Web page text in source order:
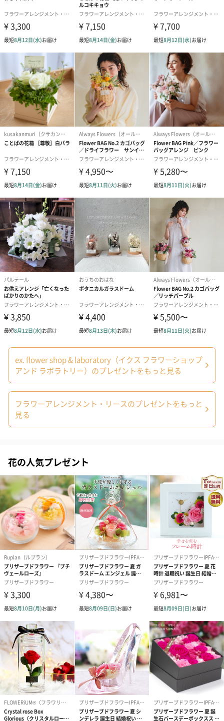
い。
・お花の種類や色味のカスタマイズは一切致しかねますので、予
めご了承くださいませ。
配送について
お届けに2日以上かかる地域または離島へは品質保持の関係上、配
送を見合わせております。予めご了承ください。
商品詳細情報
サイズ
M｜幅23cmX縦23cmX高さ25cm
L｜幅30cmX縦30cmX高さ33cm
注意事項
・こちらは5/7(火)-5/12(日)にお届けいたします。
・ご選択いただくサイズによって、販売価格が異なり
ます。Lサイズの場合、+4400円
商品オプション情報
紙袋
あり（0円）
ex. flower shop & laboratory（イクス フラワーショップ
アンド ラボラトリー）のプレゼントをもっと見る
フラワーアレンジメント・リースのプレゼントをもっと
見る
花の人気プレゼント